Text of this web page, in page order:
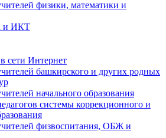
физики, математики и
и ИКТ
сети Интернет
башкирского и других родных
начального образования
системы коррекционного и
физвоспитания, ОБЖ и